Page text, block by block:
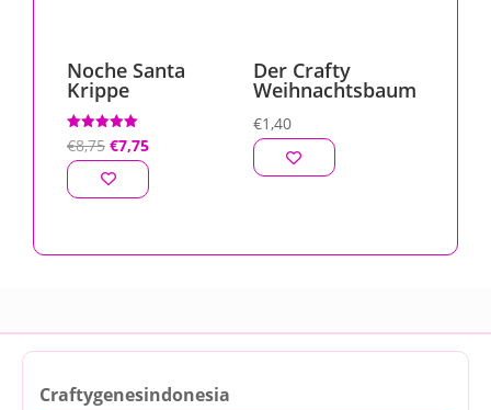
Noche Santa
Krippe
Bewertet mit
5.00
von 5
€8,75 Ursprünglicher
Preis
war:
€7,75Aktueller
Preis
Der Crafty
Weihnachtsbaum
€1,40
Craftygenesindonesia